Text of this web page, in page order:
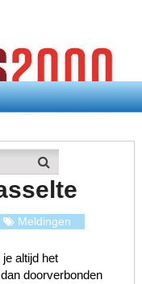
Meldingen
altijd het
doorverbonden